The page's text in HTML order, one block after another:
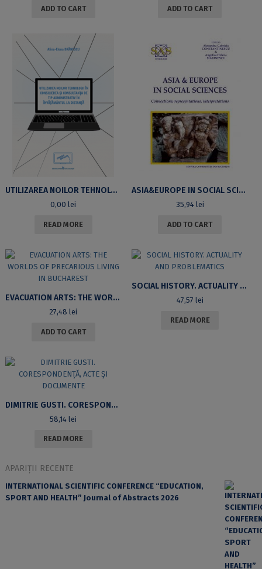
ADD TO CART ADD TO CART
UTILIZAREA NOILOR TEHNOLOGII ÎN CONSILIEREA ȘI CONSULTANȚA DE TIP ADMINISTRATIV ÎN ÎNVĂȚĂMÂNTUL LA DISTANȚĂ
0,00lei
READ MORE
ASIA&EUROPE IN SOCIAL SCIENCES: CONNECTIONS, REPRESENTATIONS, INTERPRETATIONS
35,94 lei
ADD TO CART
EVACUATION ARTS: THE WORLDS OF PRECARIOUS LIVING IN BUCHAREST
27,48lei
ADD TO CART
SOCIAL HISTORY. ACTUALITY AND PROBLEMATICS
47,57 lei
READ MORE
DIMITRIE GUSTI. CORESPONDENŢĂ, ACTE ŞI DOCUMENTE
58,14lei
READ MORE
APARIȚII RECENTE
INTERNATIONAL SCIENTIFIC CONFERENCE “EDUCATION,
SPORT AND HEALTH” Journal of Abstracts 2026